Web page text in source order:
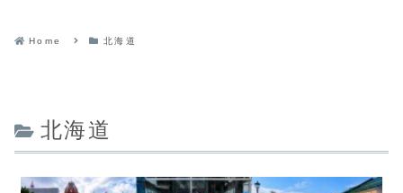
Home 北海道
北海道